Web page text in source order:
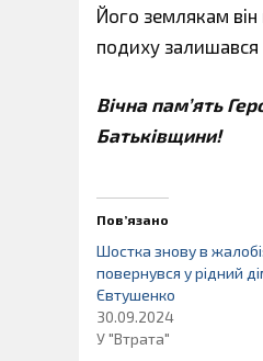
Його землякам
подиху залишався
Вічна пам’ять
Батьківщини!
Пов’язано
Шостка знову в
повернувся у рідний
Євтушенко
30.09.2024
У "Втрата"